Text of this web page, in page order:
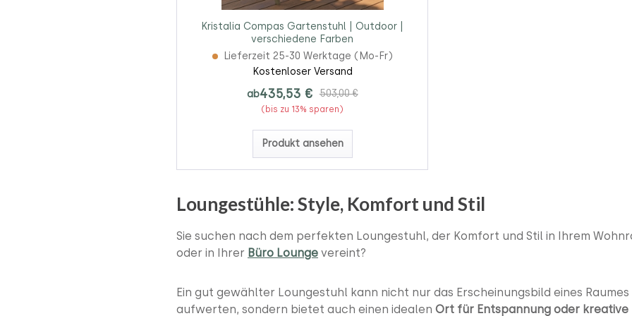
Kristalia Compas Gartenstuhl | Outdoor |
verschiedene Farben
Lieferzeit 25-30 Werktage (Mo-Fr)
Kostenloser Versand
ab435,53 € 503,00 €
(bis zu 13% sparen)
Produkt ansehen
Loungestühle: Style, Komfort und Stil
Sie suchen nach dem perfekten Loungestuhl, der Komfort und Stil in Ihrem
oder in Ihrer Büro Lounge vereint?
Ein gut gewählter Loungestuhl kann nicht nur das Erscheinungsbild eines Raumes
aufwerten, sondern bietet auch einen idealen Ort für Entspannung oder kreative